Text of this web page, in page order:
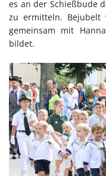
es an der Schießbude
zu ermitteln. Bejubelt
gemeinsam mit
bildet.